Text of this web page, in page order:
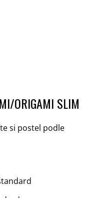
ORIGAMI SLIM
si postel podle